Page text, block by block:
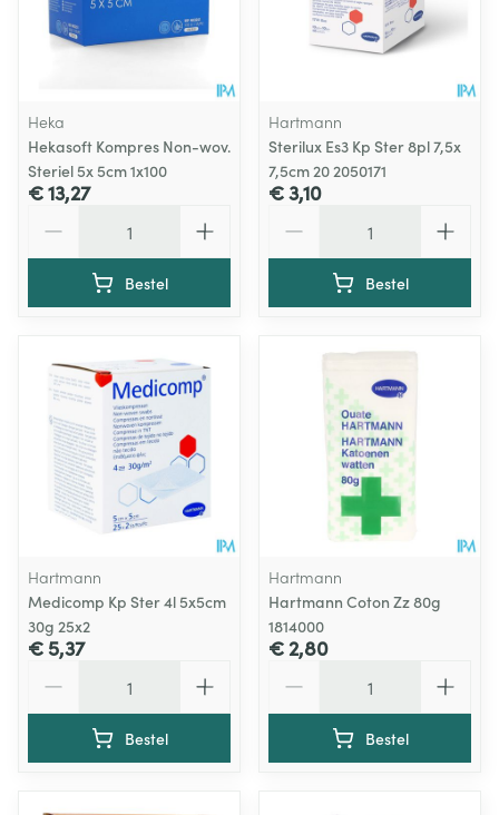
Heka
Hekasoft Kompres Non-wov.
Steriel 5x 5cm 1x100
€ 13,27
Bestel
Hartmann
Sterilux Es3 Kp Ster 8pl 7,5x
7,5cm 20 2050171
€ 3,10
Bestel
Hartmann
Medicomp Kp Ster 4l 5x5cm
30g 25x2
€ 5,37
Bestel
Hartmann
Hartmann Coton Zz 80g
1814000
€ 2,80
Bestel